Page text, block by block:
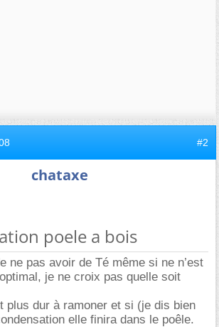
#2
chataxe
poele a bois
ne pas avoir de Té même si ne n’est
je ne croix pas quelle soit
plus dur à ramoner et si (je dis bien
elle finira dans le poêle.